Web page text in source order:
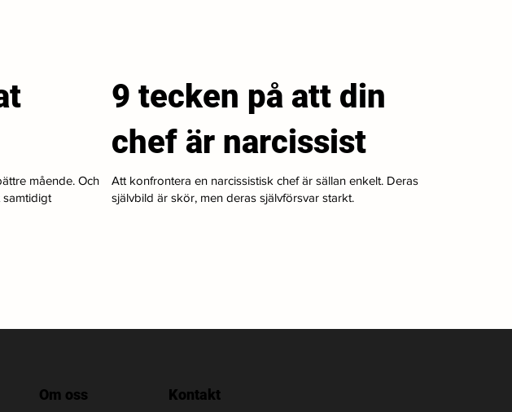
mående. Och
9 tecken på att din
chef är narcissist
Att konfrontera en narcissistisk chef är sällan enkelt. Deras
självbild är skör, men deras självförsvar starkt.
Om oss Kontakt